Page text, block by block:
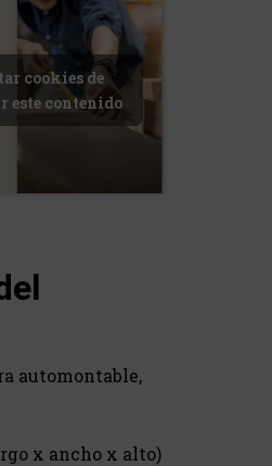
cookies de
contenido
automontable,
x ancho x alto)